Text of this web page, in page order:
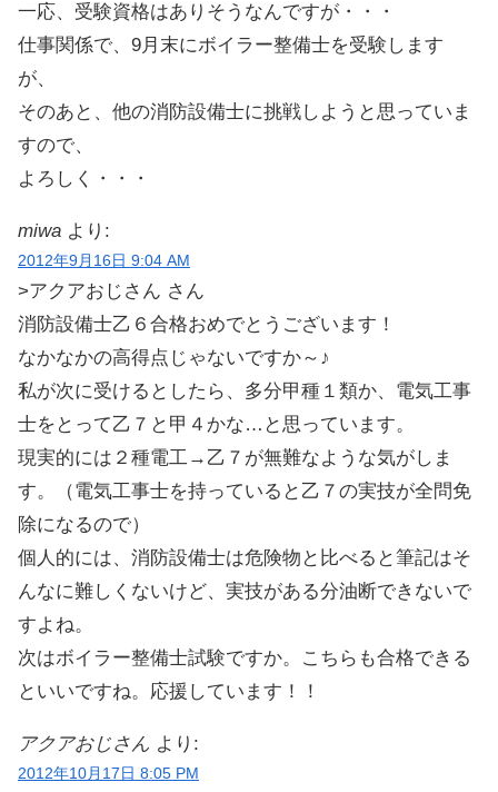
一応、受験資格はありそうなんですが・・・
仕事関係で、9月末にボイラー整備士を受験します
が、
そのあと、他の消防設備士に挑戦しようと思っていま
すので、
よろしく・・・
miwa より:
2012年9月16日 9:04 AM
>アクアおじさん さん
消防設備士乙６合格おめでとうございます！
なかなかの高得点じゃないですか～♪
私が次に受けるとしたら、多分甲種１類か、電気工事
士をとって乙７と甲４かな…と思っています。
現実的には２種電工→乙７が無難なような気がしま
す。（電気工事士を持っていると乙７の実技が全問免
除になるので）
個人的には、消防設備士は危険物と比べると筆記はそ
んなに難しくないけど、実技がある分油断できないで
すよね。
次はボイラー整備士試験ですか。こちらも合格できる
といいですね。応援しています！！
アクアおじさん より:
2012年10月17日 8:05 PM